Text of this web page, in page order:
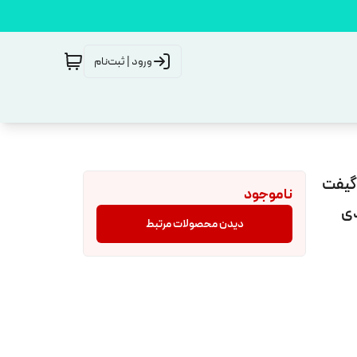
ورود | ثبت‌نام
گیفت
ناموجود
دیدن محصولات مرتبط